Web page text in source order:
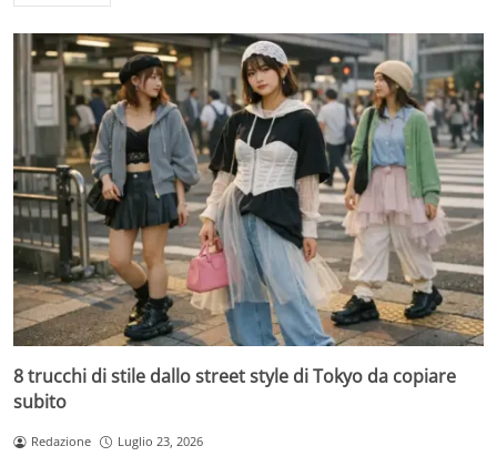
8 trucchi di stile dallo street style di Tokyo da copiare
subito
Redazione Luglio 23, 2026